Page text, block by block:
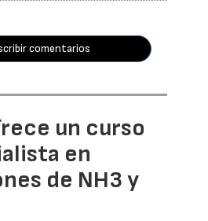
comentarios
un curso
en
de NH3 y